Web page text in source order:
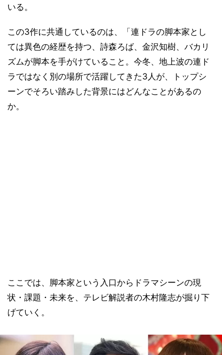
いる。
この3作に共通しているのは、「連ドラの脚本家とし
ては異色の経歴を持つ、詩森ろば、金沢知樹、バカリ
ズムが脚本を手がけていること。今冬、地上波の連ド
ラではなく別の場所で活躍してきた3人が、トップシ
ーンでそろい踏みした背景にはどんなことがあるの
か。
ここでは、脚本家という入口からドラマシーンの現
状・課題・未来を、テレビ解説者の木村隆志が掘り下
げていく。